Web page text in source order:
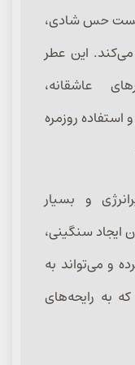
نخست حس شادی،
این عطر
عاشقانه،
روزمره
و بسیار
سنگینی،
و می‌تواند به
به رایحه‌های